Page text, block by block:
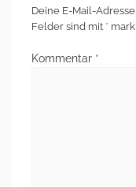
Deine E-Mail-
Felder sind mit *
Kommentar *